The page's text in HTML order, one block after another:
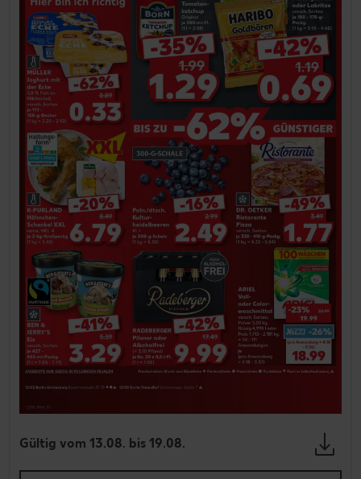
Gültig vom 13.08. bis 19.08.